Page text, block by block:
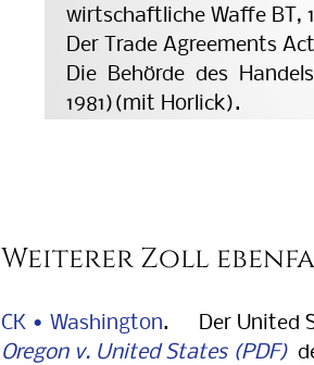
wirtschaftliche Waffe BT,
Der Trade Agreements
Die Behörde des
1981)(mit Horlick).
Weiterer Zoll
CK • Washington. Der United
Oregon v. United States